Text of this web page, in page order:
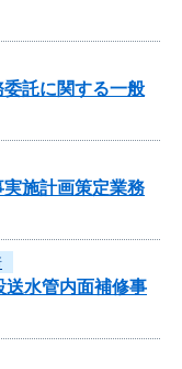
委託に関する一般
施計画策定業務
送水管内面補修事